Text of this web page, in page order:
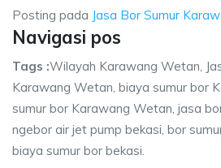
Posting pada Jasa Bor Sumur
Navigasi pos
Tags :Wilayah Karawang Wetan,
Karawang Wetan, biaya sumur bor
sumur bor Karawang Wetan, jasa
ngebor air jet pump bekasi, bor
biaya sumur bor bekasi.